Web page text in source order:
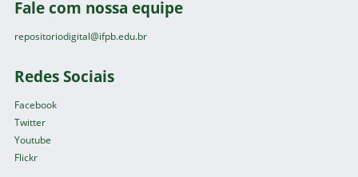
Fale com nossa equipe
repositoriodigital@ifpb.edu.br
Redes Sociais
Facebook
Twitter
Youtube
Flickr